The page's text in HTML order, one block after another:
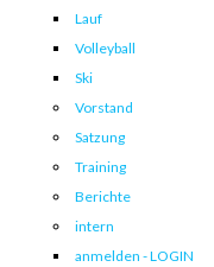
Lauf
Volleyball
Ski
Vorstand
Satzung
Training
Berichte
intern
anmelden - LOGIN